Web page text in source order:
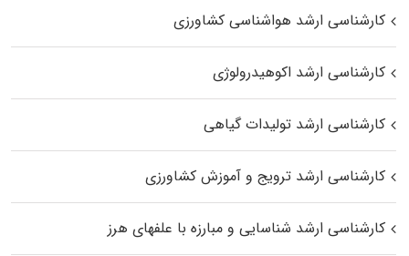
کارشناسی ارشد هواشناسی کشاورزی
کارشناسی ارشد اکوهیدرولوژی
کارشناسی ارشد تولیدات گیاهی
کارشناسی ارشد ترویج و آموزش کشاورزی
کارشناسی ارشد شناسایی و مبارزه با علفهای هرز